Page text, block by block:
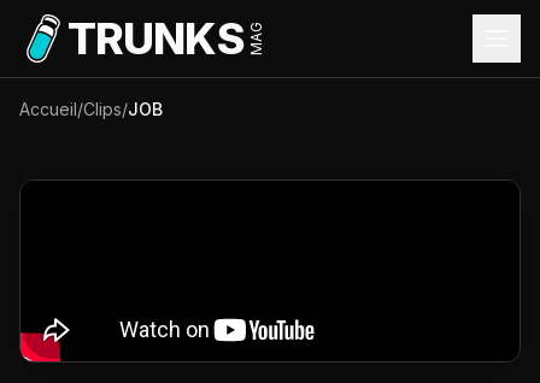
Aller au contenu principal
TRUNKSMAG
Accueil/Clips/JOB